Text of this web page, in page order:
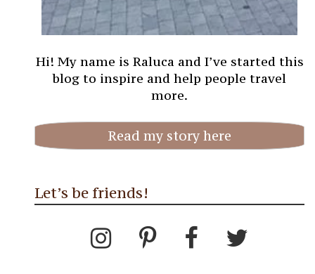
Hi! My name is Raluca and I’ve started this
blog to inspire and help people travel
more.
Read my story here
Let’s be friends!